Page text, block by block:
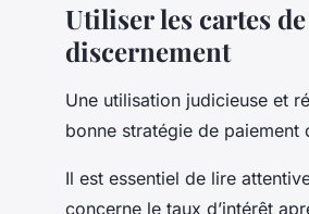
Utiliser les cartes
discernement
Une utilisation judicieuse et
bonne stratégie de paiement
Il est essentiel de lire
concerne le taux d’intérêt